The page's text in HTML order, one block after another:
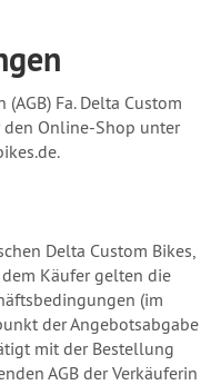
Fa. Delta Custom
den Online-Shop unter
Delta Custom Bikes,
Käufer gelten die
(im
der Angebotsabgabe
mit der Bestellung
AGB der Verkäuferin